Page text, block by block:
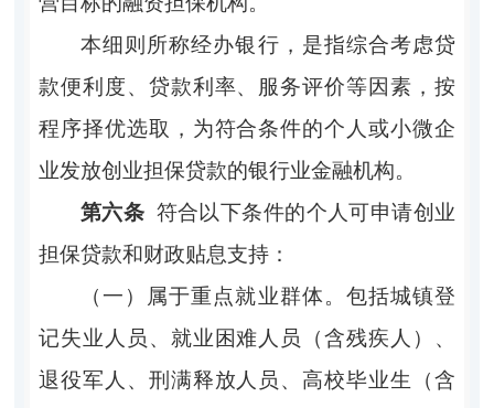
本细则所称经办银行，是指综合考虑贷
款便利度、贷款利率、服务评价等因素，按
程序择优选取，为符合条件的个人或小微企
业发放创业担保贷款的银行业金融机构。
第六条 符合以下条件的个人可申请创业
担保贷款和财政贴息支持：
（一）属于重点就业群体。包括城镇登
记失业人员、就业困难人员（含残疾人）、
退役军人、刑满释放人员、高校毕业生（含